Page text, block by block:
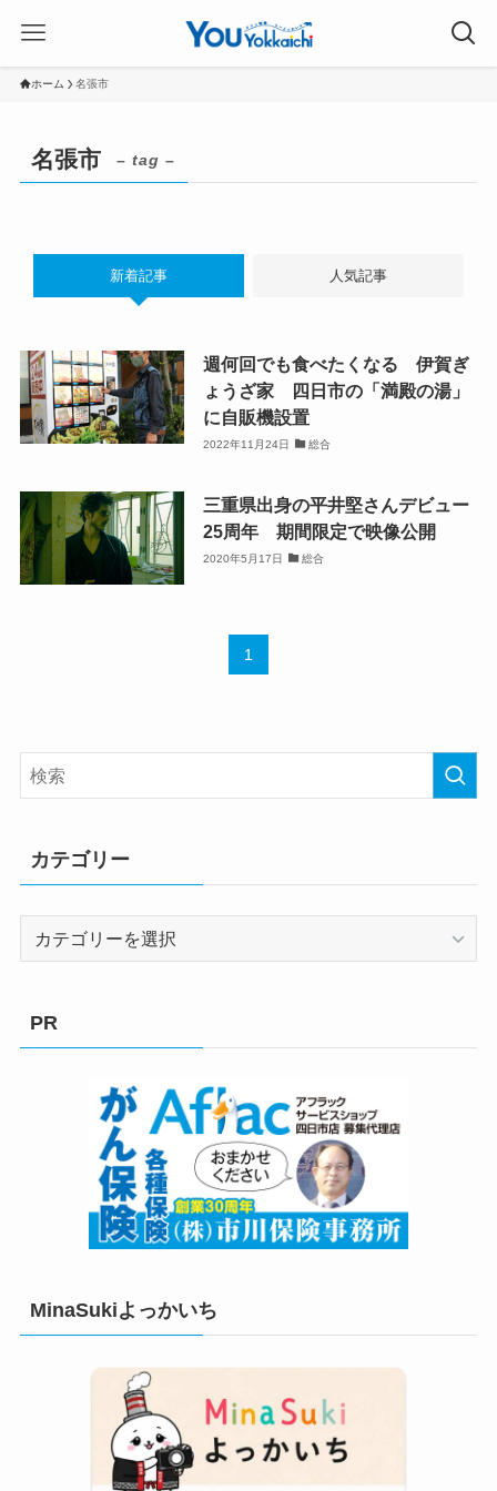
ホーム 名張市
名張市 – tag –
新着記事 人気記事
週何回でも食べたくなる 伊賀ぎ
ょうざ家 四日市の「満殿の湯」
に自販機設置
2022年11月24日 総合
三重県出身の平井堅さんデビュー
25周年 期間限定で映像公開
2020年5月17日 総合
1
カテゴリー
PR
MinaSukiよっかいち